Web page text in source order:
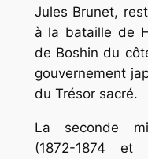
Jules Brunet,
à la bataille de
de Boshin du
gouvernement
du Trésor sacré.
La seconde
(1872-1874